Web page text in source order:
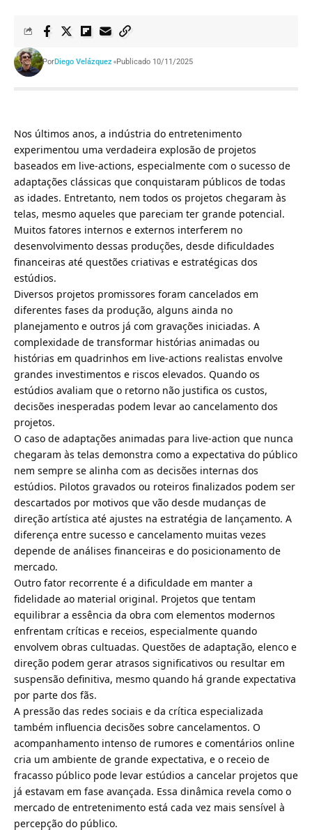
PorDiego Velázquez Publicado 10/11/2025
Nos últimos anos, a indústria do entretenimento
experimentou uma verdadeira explosão de projetos
baseados em live-actions, especialmente com o sucesso de
adaptações clássicas que conquistaram públicos de todas
as idades. Entretanto, nem todos os projetos chegaram às
telas, mesmo aqueles que pareciam ter grande potencial.
Muitos fatores internos e externos interferem no
desenvolvimento dessas produções, desde dificuldades
financeiras até questões criativas e estratégicas dos
estúdios.
Diversos projetos promissores foram cancelados em
diferentes fases da produção, alguns ainda no
planejamento e outros já com gravações iniciadas. A
complexidade de transformar histórias animadas ou
histórias em quadrinhos em live-actions realistas envolve
grandes investimentos e riscos elevados. Quando os
estúdios avaliam que o retorno não justifica os custos,
decisões inesperadas podem levar ao cancelamento dos
projetos.
O caso de adaptações animadas para live-action que nunca
chegaram às telas demonstra como a expectativa do público
nem sempre se alinha com as decisões internas dos
estúdios. Pilotos gravados ou roteiros finalizados podem ser
descartados por motivos que vão desde mudanças de
direção artística até ajustes na estratégia de lançamento. A
diferença entre sucesso e cancelamento muitas vezes
depende de análises financeiras e do posicionamento de
mercado.
Outro fator recorrente é a dificuldade em manter a
fidelidade ao material original. Projetos que tentam
equilibrar a essência da obra com elementos modernos
enfrentam críticas e receios, especialmente quando
envolvem obras cultuadas. Questões de adaptação, elenco e
direção podem gerar atrasos significativos ou resultar em
suspensão definitiva, mesmo quando há grande expectativa
por parte dos fãs.
A pressão das redes sociais e da crítica especializada
também influencia decisões sobre cancelamentos. O
acompanhamento intenso de rumores e comentários online
cria um ambiente de grande expectativa, e o receio de
fracasso público pode levar estúdios a cancelar projetos que
já estavam em fase avançada. Essa dinâmica revela como o
mercado de entretenimento está cada vez mais sensível à
percepção do público.